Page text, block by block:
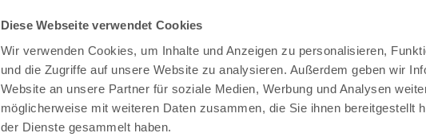
Diese Webseite verwendet Cookies
Wir verwenden Cookies, um Inhalte und Anzeigen zu personalisieren,
und die Zugriffe auf unsere Website zu analysieren. Außerdem geben wir
Website an unsere Partner für soziale Medien, Werbung und Analysen
möglicherweise mit weiteren Daten zusammen, die Sie ihnen bereitgestellt
der Dienste gesammelt haben.
Öffnungszeiten